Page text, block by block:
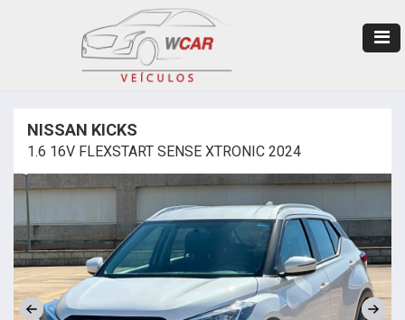
NISSAN KICKS
1.6 16V FLEXSTART SENSE XTRONIC 2024